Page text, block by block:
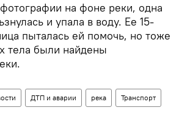
на фоне реки, одна
и упала в воду. Ее 15-
пыталась ей помочь, но тоже
тела были найдены
ДТП и аварии река Транспорт